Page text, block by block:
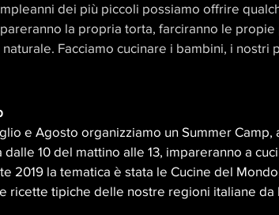
dei più piccoli possiamo offrire
la propria torta, farciranno le propie
naturale. Facciamo cucinare i bambini, i nostri
e Agosto organizziamo un Summer
10 del mattino alle 13, impareranno a
2019 la tematica è stata le Cucine del
ricette tipiche delle nostre regioni italiane da